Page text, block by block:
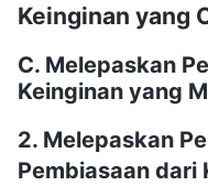
Keinginan yang
C. Melepaskan
Keinginan yang
2. Melepaskan
Pembiasaan dari